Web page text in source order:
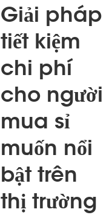
Giải pháp
tiết kiệm
chi phí
cho người
mua sỉ
muốn nổi
bật trên
thị trường